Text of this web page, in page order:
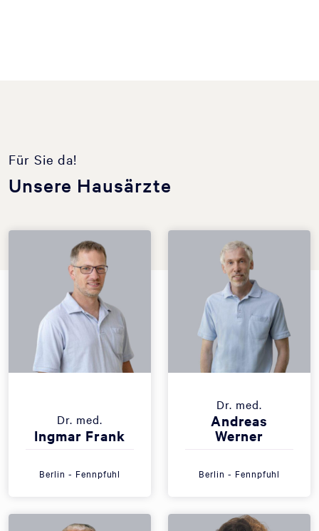
Für Sie da!
Unsere Hausärzte
Dr. med.
Ingmar Frank
Berlin - Fennpfuhl
Dr. med.
Andreas
Werner
Berlin - Fennpfuhl